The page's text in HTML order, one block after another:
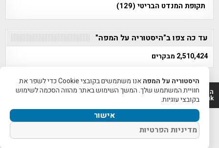
תקופת המנדט הבריטי(129)
עד כה צפו ב"היסטוריה על המפה"
2,510,424 מבקרים
היסטוריה על המפה 2011-2026 | פרוייקט טיגארט 2012-2026|
www.mapah.co.il | www.tegart.uk
היסטוריה על המפה
אנו משתמשים בקובצי Cookie כדי לשפר את
חוויית המשתמש שלך. המשך השימוש באתר מהווה הסכמה לשימוש
בקובצי עוגיות.
אישור
מדיניות הפרטיות